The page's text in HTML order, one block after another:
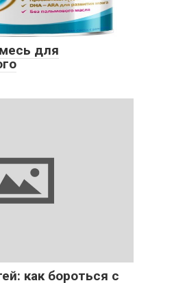
для
как бороться с